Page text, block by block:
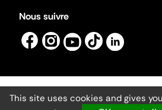
Nous suivre
Mentions légales
Gestion des
This site uses cookies and gives